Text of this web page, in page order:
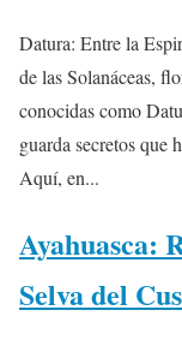
Datura: Entre la
de las Solanáceas,
conocidas como
guarda secretos que
Aquí, en...
Ayahuasca:
Selva del